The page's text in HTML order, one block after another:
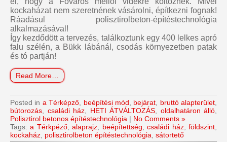
kockaházat nem szeretnének vásárolni, építkezni fognak!
Ráadásul polisztirolbeton-építéstechnológia
alkalmazásával!
Így kezdődött a tervezés, találkoztunk egy 400 lelkes apró
falu szélén, a Bükk lábánál, csodás környezetben patak
és tó partján!
Read More…
Posted in a Térképző, beépítési mód, bejárat, bruttó alapterület,
bútorozás, családi ház, HETI ÁTVÁLTOZÁS, oldalhatáron álló,
Polisztirol betonos építéstechnológia | No Comments »
Tags:a Térkpéző,alaprajz, beépítettség,családi ház,földszint,
kockaház, polisztirolbeton építéstechnológia, sátortető